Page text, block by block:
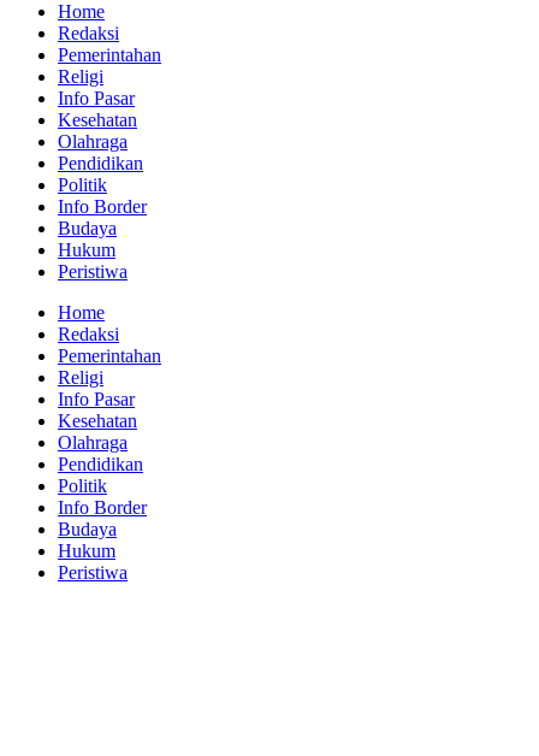
Home
Redaksi
Pemerintahan
Religi
Info Pasar
Kesehatan
Olahraga
Pendidikan
Politik
Info Border
Budaya
Hukum
Peristiwa
Home
Redaksi
Pemerintahan
Religi
Info Pasar
Kesehatan
Olahraga
Pendidikan
Politik
Info Border
Budaya
Hukum
Peristiwa